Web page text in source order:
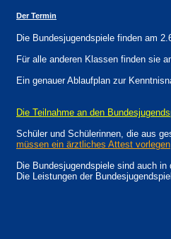
Der Termin
Die Bundesjugendspiele finden am
Für alle anderen Klassen finden sie
Ein genauer Ablaufplan zur
Die Teilnahme an den
Schüler und Schülerinnen, die aus
müssen ein ärztliches Attest vorlegen
Die Bundesjugendspiele sind auch
Die Leistungen der